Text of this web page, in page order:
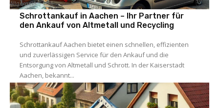
Allgemein
Schrottankauf in Aachen – Ihr Partner für
den Ankauf von Altmetall und Recycling
Schrottankauf Aachen bietet einen schnellen, effizienten
und zuverlässigen Service für den Ankauf und die
Entsorgung von Altmetall und Schrott. In der Kaiserstadt
Aachen, bekannt...